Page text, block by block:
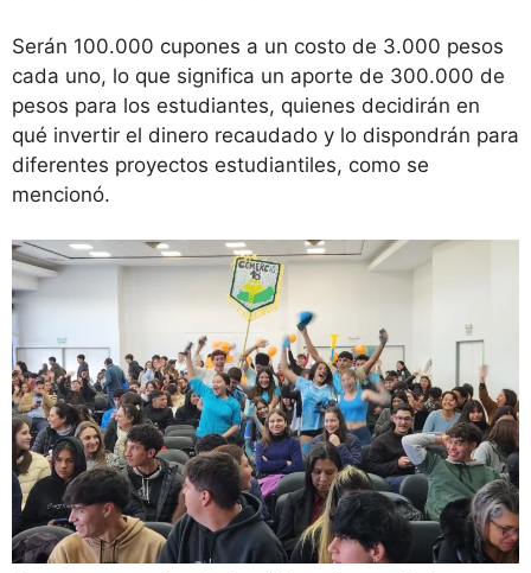
Serán 100.000 cupones a un costo de 3.000 pesos
cada uno, lo que significa un aporte de 300.000 de
pesos para los estudiantes, quienes decidirán en
qué invertir el dinero recaudado y lo dispondrán para
diferentes proyectos estudiantiles, como se
mencionó.